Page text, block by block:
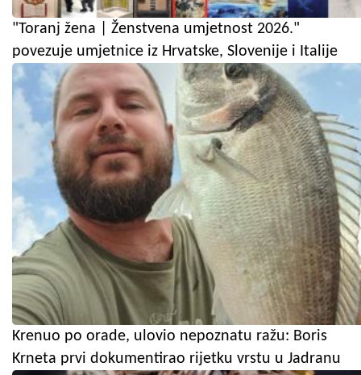
"Toranj žena | Ženstvena umjetnost 2026."
povezuje umjetnice iz Hrvatske, Slovenije i Italije
Krenuo po orade, ulovio nepoznatu ražu: Boris
Krneta prvi dokumentirao rijetku vrstu u Jadranu